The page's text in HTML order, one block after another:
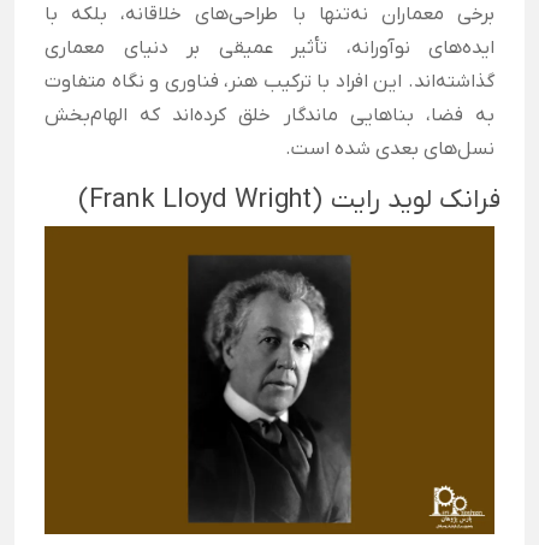
مهارت‌های ارتباطی
توجه به جزئیات
آگاهی از قوانین ساخت‌وساز و مقررات محلی
برخی معماران نه‌تنها با طراحی‌های خلاقانه، بلکه با
ایده‌های نوآورانه، تأثیر عمیقی بر دنیای معماری
گذاشته‌اند. این افراد با ترکیب هنر، فناوری و نگاه متفاوت
به فضا، بناهایی ماندگار خلق کرده‌اند که الهام‌بخش
نسل‌های بعدی شده است.
فرانک لوید رایت (Frank Lloyd Wright)